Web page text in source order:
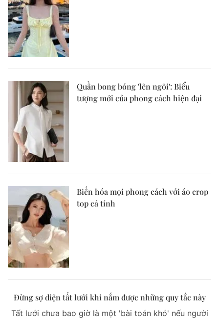
Quần bong bóng 'lên ngôi': Biểu
tượng mới của phong cách hiện đại
Biến hóa mọi phong cách với áo crop
top cá tính
Đừng sợ diện tất lưới khi nắm được những quy tắc này
Tất lưới chưa bao giờ là một 'bài toán khó' nếu người